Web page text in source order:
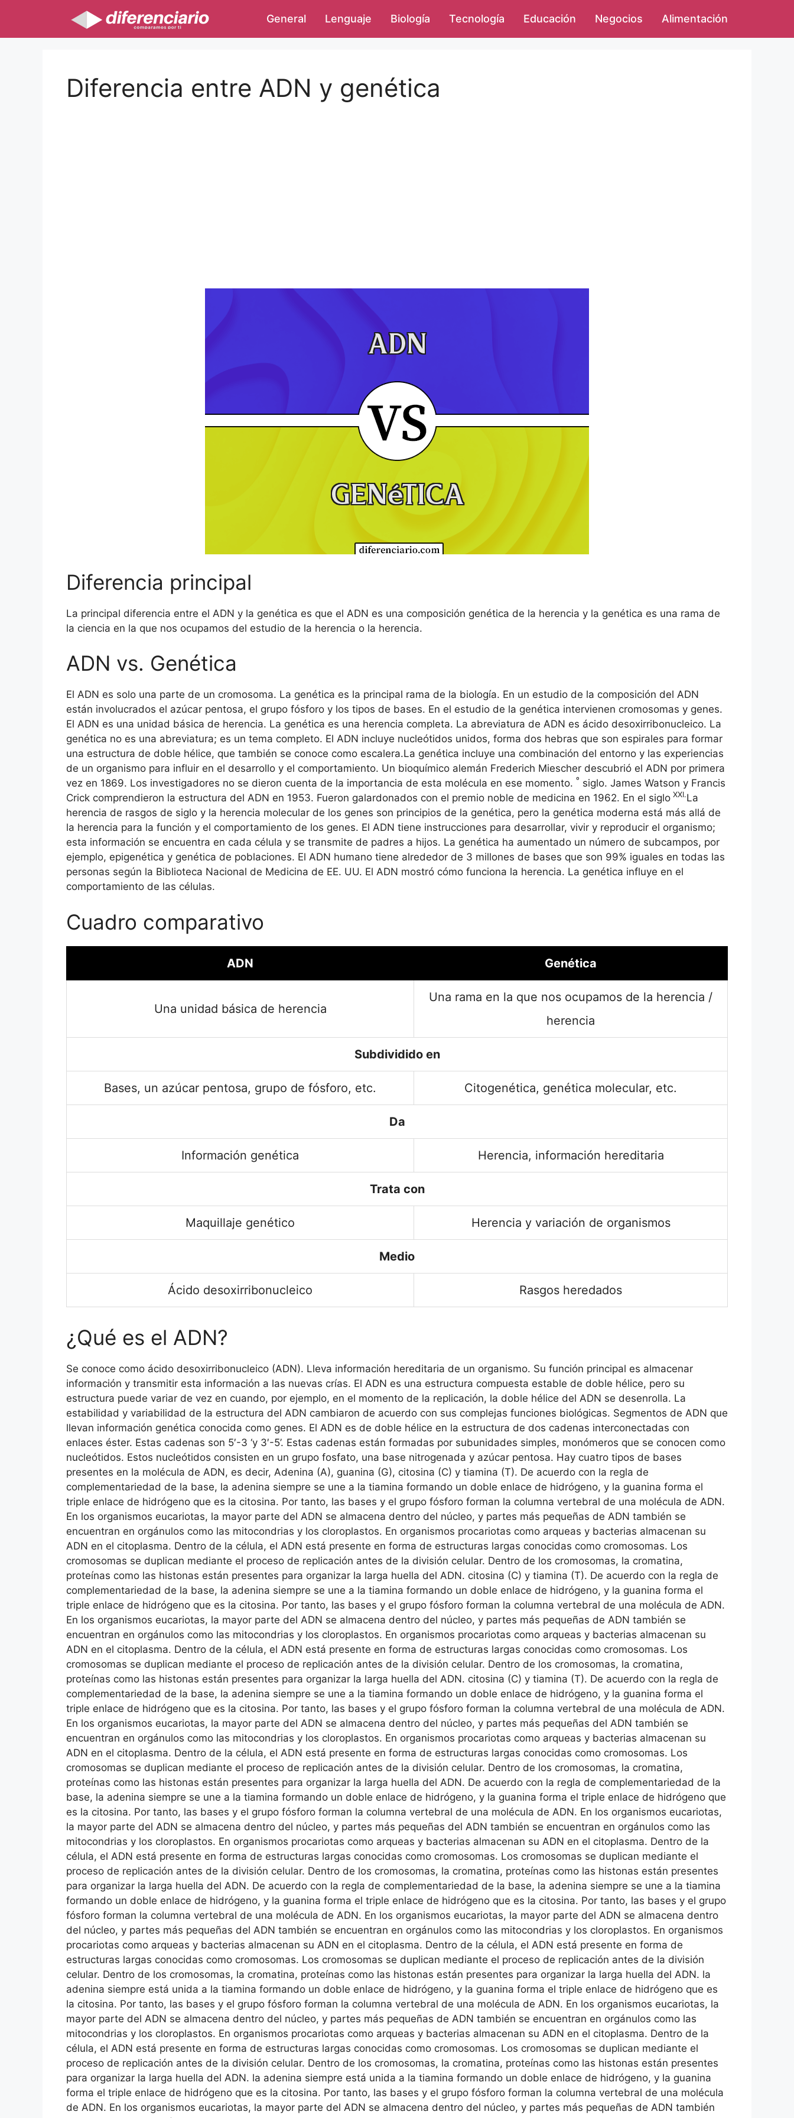
contenido
General Lenguaje Biología Tecnología Educación Negocios Alimentación
Diferencia entre ADN y genética
Diferencia principal
La principal diferencia entre el ADN y la genética es que el ADN es una composición genética de la herencia y la genética es una rama de
la ciencia en la que nos ocupamos del estudio de la herencia o la herencia.
ADN vs. Genética
El ADN es solo una parte de un cromosoma. La genética es la principal rama de la biología. En un estudio de la composición del ADN
están involucrados el azúcar pentosa, el grupo fósforo y los tipos de bases. En el estudio de la genética intervienen cromosomas y genes.
El ADN es una unidad básica de herencia. La genética es una herencia completa. La abreviatura de ADN es ácido desoxirribonucleico. La
genética no es una abreviatura; es un tema completo. El ADN incluye nucleótidos unidos, forma dos hebras que son espirales para formar
una estructura de doble hélice, que también se conoce como escalera.La genética incluye una combinación del entorno y las experiencias
de un organismo para influir en el desarrollo y el comportamiento. Un bioquímico alemán Frederich Miescher descubrió el ADN por primera
vez en 1869. Los investigadores no se dieron cuenta de la importancia de esta molécula en ese momento. º siglo. James Watson y Francis
Crick comprendieron la estructura del ADN en 1953. Fueron galardonados con el premio noble de medicina en 1962. En el siglo XXI.La
herencia de rasgos de siglo y la herencia molecular de los genes son principios de la genética, pero la genética moderna está más allá de
la herencia para la función y el comportamiento de los genes. El ADN tiene instrucciones para desarrollar, vivir y reproducir el organismo;
esta información se encuentra en cada célula y se transmite de padres a hijos. La genética ha aumentado un número de subcampos, por
ejemplo, epigenética y genética de poblaciones. El ADN humano tiene alrededor de 3 millones de bases que son 99% iguales en todas las
personas según la Biblioteca Nacional de Medicina de EE. UU. El ADN mostró cómo funciona la herencia. La genética influye en el
comportamiento de las células.
Cuadro comparativo
ADN Genética
Una unidad básica de herencia
Una rama en la que nos ocupamos de la herencia /
herencia
Subdividido en
Bases, un azúcar pentosa, grupo de fósforo, etc. Citogenética, genética molecular, etc.
Da
Información genética Herencia, información hereditaria
Trata con
Maquillaje genético Herencia y variación de organismos
Medio
Ácido desoxirribonucleico Rasgos heredados
¿Qué es el ADN?
Se conoce como ácido desoxirribonucleico (ADN). Lleva información hereditaria de un organismo. Su función principal es almacenar
información y transmitir esta información a las nuevas crías. El ADN es una estructura compuesta estable de doble hélice, pero su
estructura puede variar de vez en cuando, por ejemplo, en el momento de la replicación, la doble hélice del ADN se desenrolla. La
estabilidad y variabilidad de la estructura del ADN cambiaron de acuerdo con sus complejas funciones biológicas. Segmentos de ADN que
llevan información genética conocida como genes. El ADN es de doble hélice en la estructura de dos cadenas interconectadas con
enlaces éster. Estas cadenas son 5′-3 ‘y 3′-5’. Estas cadenas están formadas por subunidades simples, monómeros que se conocen como
nucleótidos. Estos nucleótidos consisten en un grupo fosfato, una base nitrogenada y azúcar pentosa. Hay cuatro tipos de bases
presentes en la molécula de ADN, es decir, Adenina (A), guanina (G), citosina (C) y tiamina (T). De acuerdo con la regla de
complementariedad de la base, la adenina siempre se une a la tiamina formando un doble enlace de hidrógeno, y la guanina forma el
triple enlace de hidrógeno que es la citosina. Por tanto, las bases y el grupo fósforo forman la columna vertebral de una molécula de ADN.
En los organismos eucariotas, la mayor parte del ADN se almacena dentro del núcleo, y partes más pequeñas de ADN también se
encuentran en orgánulos como las mitocondrias y los cloroplastos. En organismos procariotas como arqueas y bacterias almacenan su
ADN en el citoplasma. Dentro de la célula, el ADN está presente en forma de estructuras largas conocidas como cromosomas. Los
cromosomas se duplican mediante el proceso de replicación antes de la división celular. Dentro de los cromosomas, la cromatina,
proteínas como las histonas están presentes para organizar la larga huella del ADN. citosina (C) y tiamina (T). De acuerdo con la regla de
complementariedad de la base, la adenina siempre se une a la tiamina formando un doble enlace de hidrógeno, y la guanina forma el
triple enlace de hidrógeno que es la citosina. Por tanto, las bases y el grupo fósforo forman la columna vertebral de una molécula de ADN.
En los organismos eucariotas, la mayor parte del ADN se almacena dentro del núcleo, y partes más pequeñas de ADN también se
encuentran en orgánulos como las mitocondrias y los cloroplastos. En organismos procariotas como arqueas y bacterias almacenan su
ADN en el citoplasma. Dentro de la célula, el ADN está presente en forma de estructuras largas conocidas como cromosomas. Los
cromosomas se duplican mediante el proceso de replicación antes de la división celular. Dentro de los cromosomas, la cromatina,
proteínas como las histonas están presentes para organizar la larga huella del ADN. citosina (C) y tiamina (T). De acuerdo con la regla de
complementariedad de la base, la adenina siempre se une a la tiamina formando un doble enlace de hidrógeno, y la guanina forma el
triple enlace de hidrógeno que es la citosina. Por tanto, las bases y el grupo fósforo forman la columna vertebral de una molécula de ADN.
En los organismos eucariotas, la mayor parte del ADN se almacena dentro del núcleo, y partes más pequeñas del ADN también se
encuentran en orgánulos como las mitocondrias y los cloroplastos. En organismos procariotas como arqueas y bacterias almacenan su
ADN en el citoplasma. Dentro de la célula, el ADN está presente en forma de estructuras largas conocidas como cromosomas. Los
cromosomas se duplican mediante el proceso de replicación antes de la división celular. Dentro de los cromosomas, la cromatina,
proteínas como las histonas están presentes para organizar la larga huella del ADN. De acuerdo con la regla de complementariedad de la
base, la adenina siempre se une a la tiamina formando un doble enlace de hidrógeno, y la guanina forma el triple enlace de hidrógeno que
es la citosina. Por tanto, las bases y el grupo fósforo forman la columna vertebral de una molécula de ADN. En los organismos eucariotas,
la mayor parte del ADN se almacena dentro del núcleo, y partes más pequeñas del ADN también se encuentran en orgánulos como las
mitocondrias y los cloroplastos. En organismos procariotas como arqueas y bacterias almacenan su ADN en el citoplasma. Dentro de la
célula, el ADN está presente en forma de estructuras largas conocidas como cromosomas. Los cromosomas se duplican mediante el
proceso de replicación antes de la división celular. Dentro de los cromosomas, la cromatina, proteínas como las histonas están presentes
para organizar la larga huella del ADN. De acuerdo con la regla de complementariedad de la base, la adenina siempre se une a la tiamina
formando un doble enlace de hidrógeno, y la guanina forma el triple enlace de hidrógeno que es la citosina. Por tanto, las bases y el grupo
fósforo forman la columna vertebral de una molécula de ADN. En los organismos eucariotas, la mayor parte del ADN se almacena dentro
del núcleo, y partes más pequeñas del ADN también se encuentran en orgánulos como las mitocondrias y los cloroplastos. En organismos
procariotas como arqueas y bacterias almacenan su ADN en el citoplasma. Dentro de la célula, el ADN está presente en forma de
estructuras largas conocidas como cromosomas. Los cromosomas se duplican mediante el proceso de replicación antes de la división
celular. Dentro de los cromosomas, la cromatina, proteínas como las histonas están presentes para organizar la larga huella del ADN. la
adenina siempre está unida a la tiamina formando un doble enlace de hidrógeno, y la guanina forma el triple enlace de hidrógeno que es
la citosina. Por tanto, las bases y el grupo fósforo forman la columna vertebral de una molécula de ADN. En los organismos eucariotas, la
mayor parte del ADN se almacena dentro del núcleo, y partes más pequeñas de ADN también se encuentran en orgánulos como las
mitocondrias y los cloroplastos. En organismos procariotas como arqueas y bacterias almacenan su ADN en el citoplasma. Dentro de la
célula, el ADN está presente en forma de estructuras largas conocidas como cromosomas. Los cromosomas se duplican mediante el
proceso de replicación antes de la división celular. Dentro de los cromosomas, la cromatina, proteínas como las histonas están presentes
para organizar la larga huella del ADN. la adenina siempre está unida a la tiamina formando un doble enlace de hidrógeno, y la guanina
forma el triple enlace de hidrógeno que es la citosina. Por tanto, las bases y el grupo fósforo forman la columna vertebral de una molécula
de ADN. En los organismos eucariotas, la mayor parte del ADN se almacena dentro del núcleo, y partes más pequeñas de ADN también